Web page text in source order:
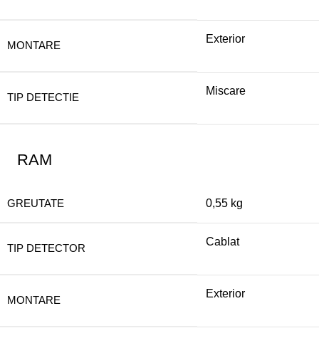
MONTARE
Exterior
TIP DETECTIE
Miscare
RAM
GREUTATE 0,55 kg
TIP DETECTOR
Cablat
MONTARE
Exterior